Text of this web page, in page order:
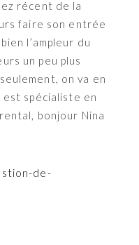
récent de la
faire son entrée
l’ampleur du
un peu plus
on va en
spécialiste en
bonjour Nina
de-